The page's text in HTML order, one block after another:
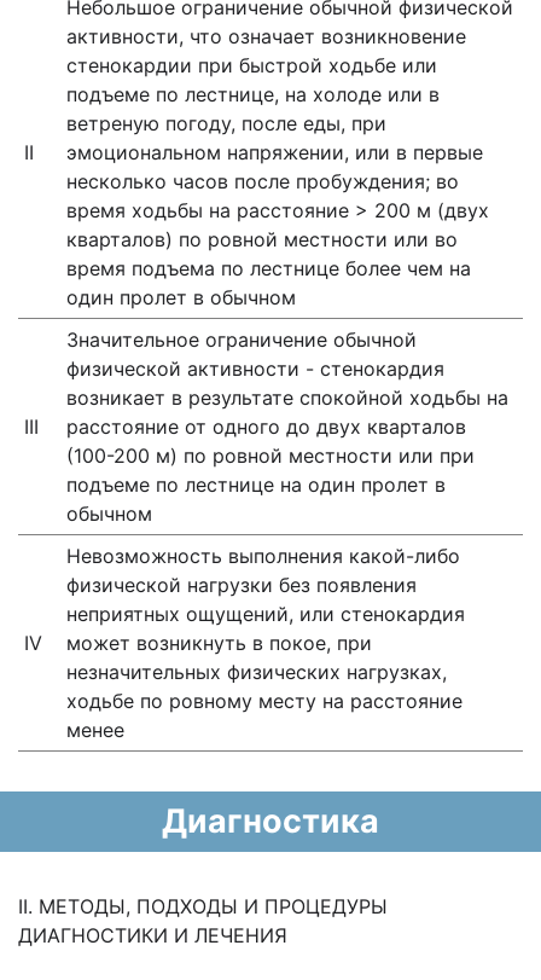
II
Небольшое ограничение обычной физической
активности, что означает возникновение
стенокардии при быстрой ходьбе или
подъеме по лестнице, на холоде или в
ветреную погоду, после еды, при
эмоциональном напряжении, или в первые
несколько часов после пробуждения; во
время ходьбы на расстояние > 200 м (двух
кварталов) по ровной местности или во
время подъема по лестнице более чем на
один пролет в обычном
III
Значительное ограничение обычной
физической активности - стенокардия
возникает в результате спокойной ходьбы на
расстояние от одного до двух кварталов
(100-200 м) по ровной местности или при
подъеме по лестнице на один пролет в
обычном
IV
Невозможность выполнения какой-либо
физической нагрузки без появления
неприятных ощущений, или стенокардия
может возникнуть в покое, при
незначительных физических нагрузках,
ходьбе по ровному месту на расстояние
менее
Диагностика
II. МЕТОДЫ, ПОДХОДЫ И ПРОЦЕДУРЫ
ДИАГНОСТИКИ И ЛЕЧЕНИЯ